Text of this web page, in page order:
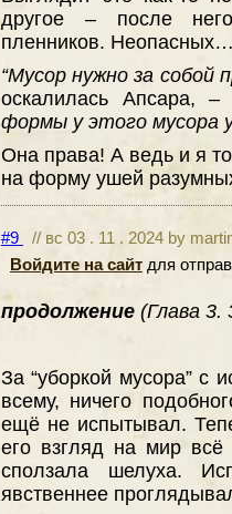
другое – после
пленников.
“Мусор нужно за собой
оскалилась
формы у этого мусора
Она права! А ведь и я
на форму ушей
#9
// вс 03 . 11 . 2024 by
Войдите на сайт для
продолжение (Глава 3.
За “уборкой мусора” c
всему, ничего
ещё не испытывал.
его взгляд на мир
сползала шелуха.
явственнее